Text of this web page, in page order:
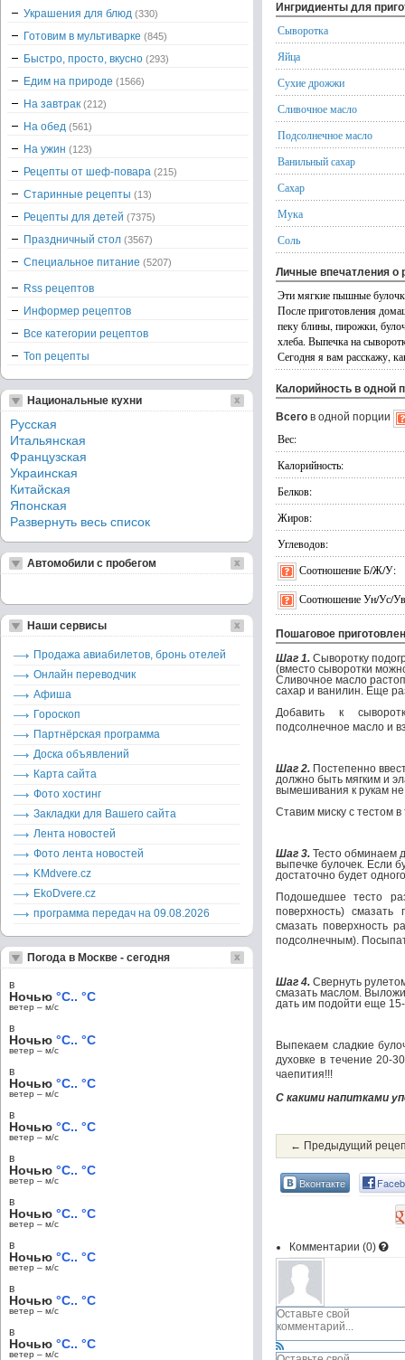
Ингридиенты для
Сыворотка
Яйца
Сухие дрожжи
Сливочное масло
Подсолнечное масло
Ванильный сахар
Сахар
Мука
Соль
Личные впечатления о
Эти мягкие пышные
После приготовления
пеку блины, пирожки,
хлеба. Выпечка на
Сегодня я вам расскажу,
Калорийность в одной
Всего в одной порции
Вес:
Калорийность:
Белков:
Жиров:
Углеводов:
Соотношение Б/Ж/У:
Соотношение Ун/Ус/
Пошаговое
Шаг 1. Сыворотку
(вместо сыворотки
Сливочное масло
сахар и ванилин. Еще
Добавить к
подсолнечное масло и
Шаг 2. Постепенно
должно быть мягким и
вымешивания к рукам
Ставим миску с тестом
Шаг 3. Тесто обминаем
выпечке булочек. Если
достаточно будет
Подошедшее тесто
поверхность) смазать
смазать поверхность
подсолнечным).
Шаг 4. Свернуть
смазать маслом.
дать им подойти еще
Выпекаем сладкие
духовке в течение 20-
чаепития!!!
С какими напитками
← Предыдущий
Вконтакте
Комментарии (0)
Украшения для блюд (330)
Готовим в мультиварке (845)
Быстро, просто, вкусно (293)
Едим на природе (1566)
На завтрак (212)
На обед (561)
На ужин (123)
Рецепты от шеф-повара (215)
Старинные рецепты (13)
Рецепты для детей (7375)
Праздничный стол (3567)
Специальное питание (5207)
Rss рецептов
Информер рецептов
Все категории рецептов
Топ рецепты
Национальные кухни
Русская
Итальянская
Французская
Украинская
Китайская
Японская
Развернуть весь список
Автомобили с пробегом
Наши сервисы
Продажа авиабилетов, бронь отелей
Онлайн переводчик
Афиша
Гороскоп
Партнёрская программа
Доска объявлений
Карта сайта
Фото хостинг
Закладки для Вашего сайта
Лента новостей
Фото лента новостей
KMdvere.cz
EkoDvere.cz
программа передач на 09.08.2026
Погода в Москве - сегодня
в
Ночью °C.. °C
ветер – м/c
в
Ночью °C.. °C
ветер – м/c
в
Ночью °C.. °C
ветер – м/c
в
Ночью °C.. °C
ветер – м/c
в
Ночью °C.. °C
ветер – м/c
в
Ночью °C.. °C
ветер – м/c
в
Ночью °C.. °C
ветер – м/c
в
Ночью °C.. °C
ветер – м/c
в
Ночью °C.. °C
ветер – м/c